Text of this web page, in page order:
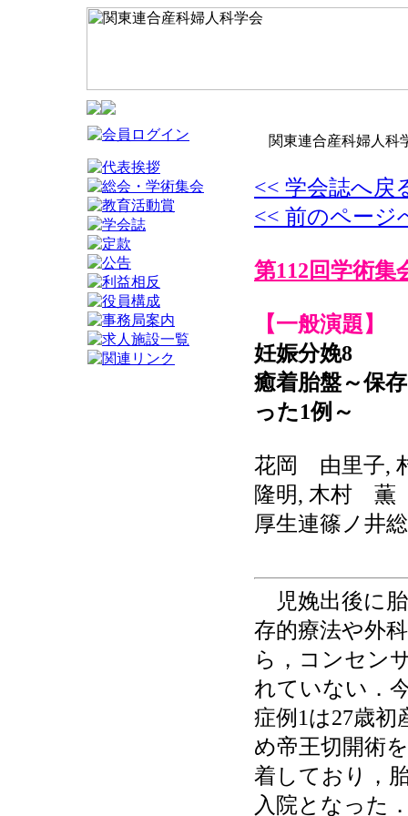
関東連合産科婦人科
<< 学会誌へ戻
<< 前のページ
第112回学術集
【一般演題】
妊娠分娩8
癒着胎盤～保
った1例～
花岡 由里子,
隆明, 木村 薫
厚生連篠ノ井
児娩出後に
存的療法や外
ら，コンセン
れていない．
症例1は27歳初
め帝王切開術
着しており，
入院となった